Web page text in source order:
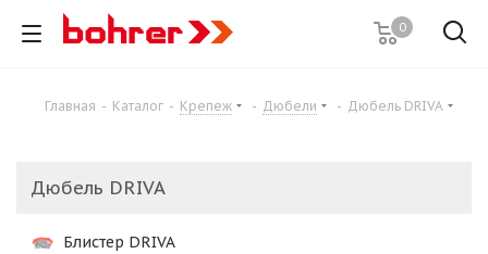
0
Главная - Каталог - Крепеж - Дюбели - Дюбель DRIVA
Дюбель DRIVA
Блистер DRIVA